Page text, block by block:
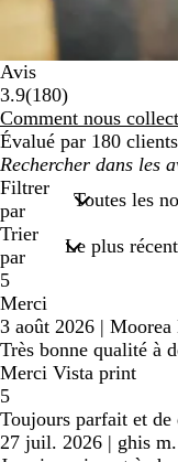
Avis
3.9(180180
avis
)
Comment nous
Évalué par 180 clients
Mes
recherches
saisies
Filtrer
par
Trier
par
5
Merci
3 août 2026 | Moorea
Très bonne qualité à
Merci Vista print
5
Toujours parfait et de
27 juil. 2026 | ghis m.